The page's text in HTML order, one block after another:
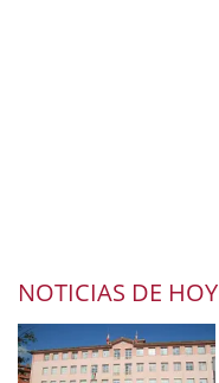
NOTICIAS DE HOY